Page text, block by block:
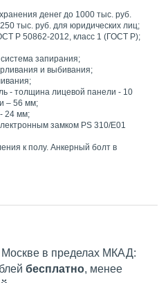
денег до 1000 тыс. руб.
тыс. руб. для юридических лиц;
Р 50862-2012, класс 1 (ГОСТ Р);
запирания;
и выбивания;
- толщина лицевой панели - 10
– 56 мм;
24 мм;
замком PS 310/E01
к полу. Анкерный болт в
Москве в пределах МКАД:
бесплатно, менее